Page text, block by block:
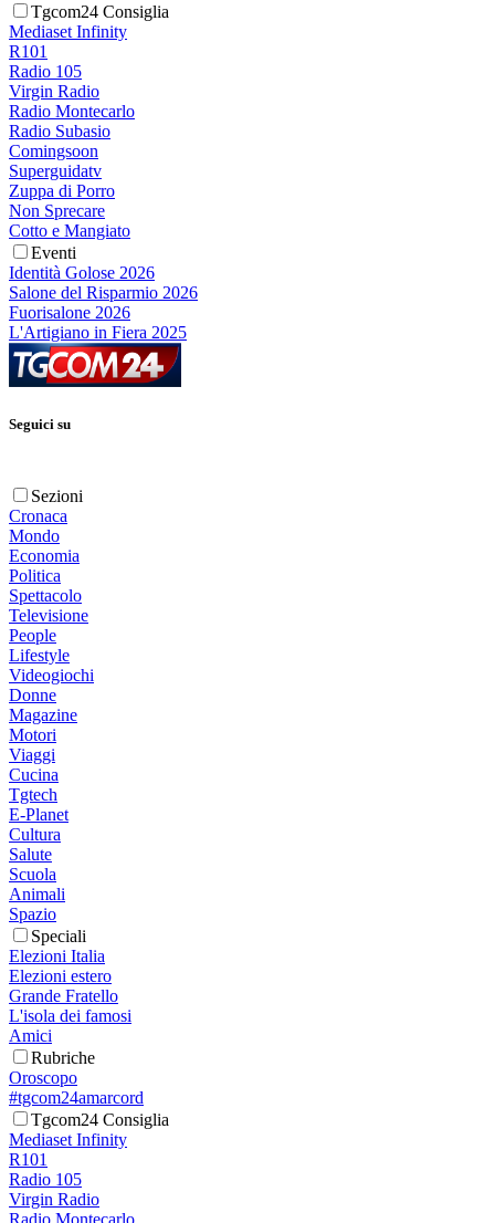
Tgcom24 Consiglia
Mediaset Infinity
R101
Radio 105
Virgin Radio
Radio Montecarlo
Radio Subasio
Comingsoon
Superguidatv
Zuppa di Porro
Non Sprecare
Cotto e Mangiato
Eventi
Identità Golose 2026
Salone del Risparmio 2026
Fuorisalone 2026
L'Artigiano in Fiera 2025
Seguici su
Sezioni
Cronaca
Mondo
Economia
Politica
Spettacolo
Televisione
People
Lifestyle
Videogiochi
Donne
Magazine
Motori
Viaggi
Cucina
Tgtech
E-Planet
Cultura
Salute
Scuola
Animali
Spazio
Speciali
Elezioni Italia
Elezioni estero
Grande Fratello
L'isola dei famosi
Amici
Rubriche
Oroscopo
#tgcom24amarcord
Tgcom24 Consiglia
Mediaset Infinity
R101
Radio 105
Virgin Radio
Radio Montecarlo